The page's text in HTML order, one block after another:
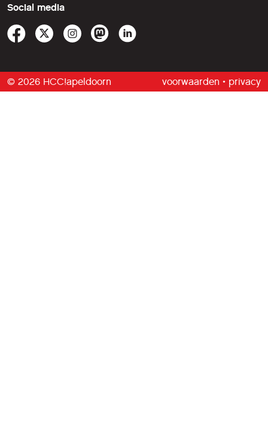
Social media
© 2026 HCC!apeldoorn voorwaarden • privacy